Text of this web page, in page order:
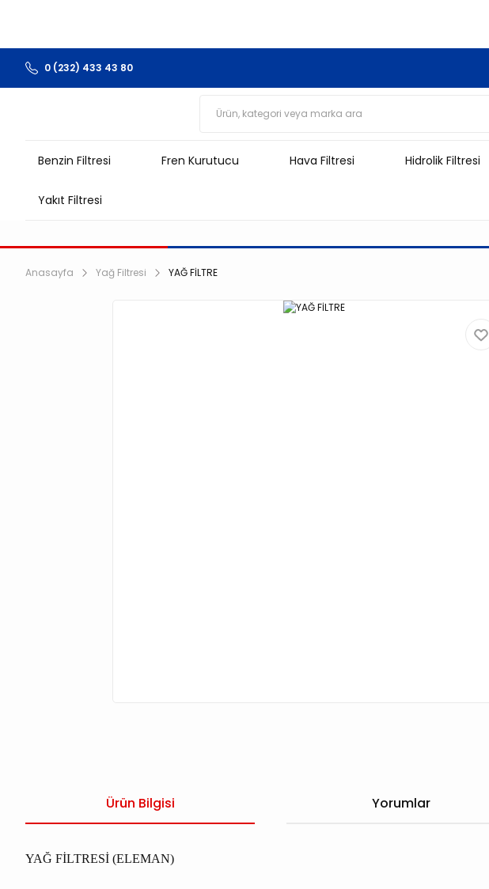
0 (232) 433 43 80
Benzin Filtresi Fren Kurutucu Hava Filtresi Hidrolik Filtresi
Yakıt Filtresi
Anasayfa Yağ Filtresi YAĞ FİLTRE
Ürün Bilgisi Yorumlar
YAĞ FİLTRESİ (ELEMAN)